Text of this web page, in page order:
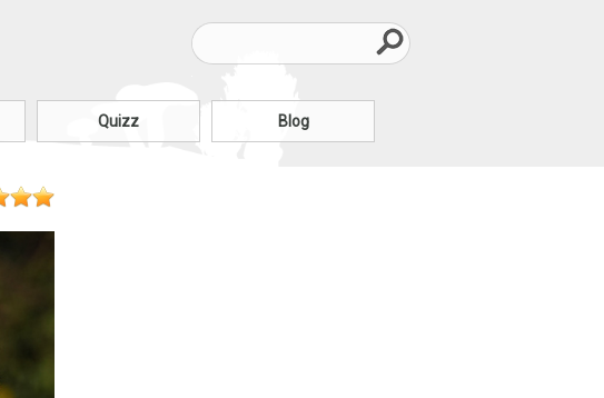
Quizz Blog